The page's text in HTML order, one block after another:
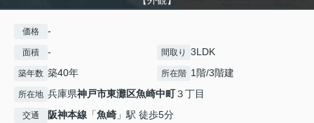
価格 -
面積 - 間取り 3LDK
築年数 築40年 所在階 1階/3階建
所在地 兵庫県神戸市東灘区魚崎中町３丁目
交通 阪神本線 「魚崎 」駅 徒歩5分